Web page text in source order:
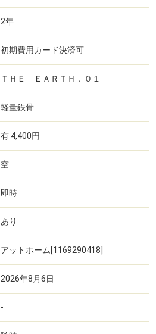
2年
初期費用カード決済可
ＴＨＥ ＥＡＲＴＨ．０１
軽量鉄骨
有 4,400円
空
即時
あり
アットホーム[1169290418]
2026年8月6日
-